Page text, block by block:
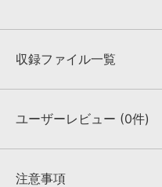
収録ファイル一覧
収録ファイル一覧
ユーザーレビュー (0件)
★★★★★
注意事項